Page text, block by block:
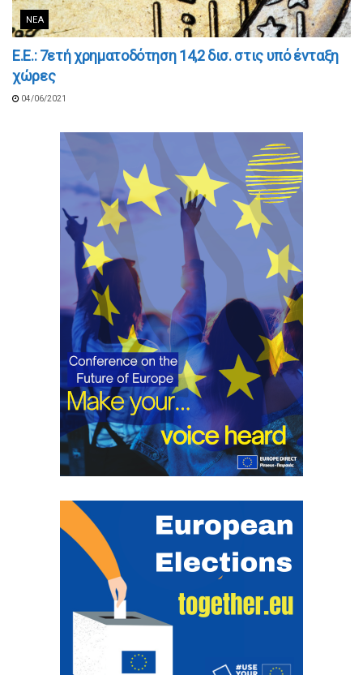
ΝΈΑ
Ε.Ε.: 7ετή χρηματοδότηση 14,2 δισ. στις υπό ένταξη
χώρες
04/06/2021